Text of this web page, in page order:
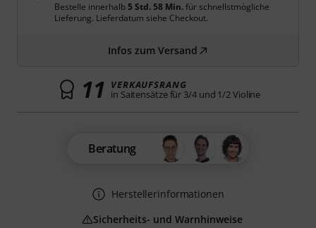
Bestelle innerhalb5 Std. 58 Min.für schnellstmögliche
Lieferung. Lieferdatum siehe Checkout.
Infos zum Versand
11 VERKAUFSRANG
in Saitensätze für 3/4 und 1/2 Violine
Beratung
Herstellerinformationen
Sicherheits- und Warnhinweise